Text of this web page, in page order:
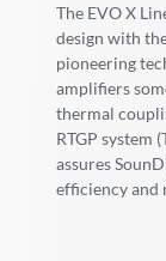
The EVO X
design with
pioneering
amplifiers
thermal
RTGP system
assures
efficiency and